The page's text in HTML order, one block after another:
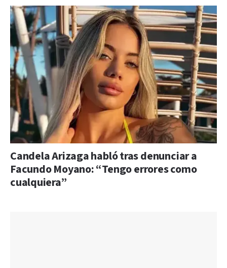
Candela Arizaga habló tras denunciar a
Facundo Moyano: “Tengo errores como
cualquiera”